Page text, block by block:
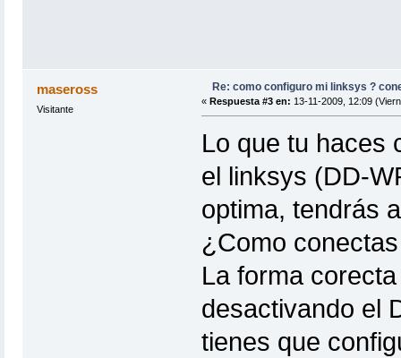
maseross
Visitante
Re: como configuro mi linksys ?
« Respuesta #3 en: 13-11-2009, 12:09
Lo que tu haces
el linksys (DD-
optima, tendrás
¿Como
La forma
desactivando el
tienes que